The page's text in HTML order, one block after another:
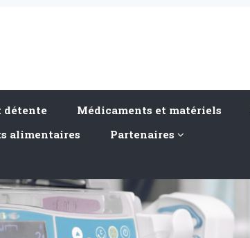
détente Médicaments et matériels
alimentaires
Partenaires